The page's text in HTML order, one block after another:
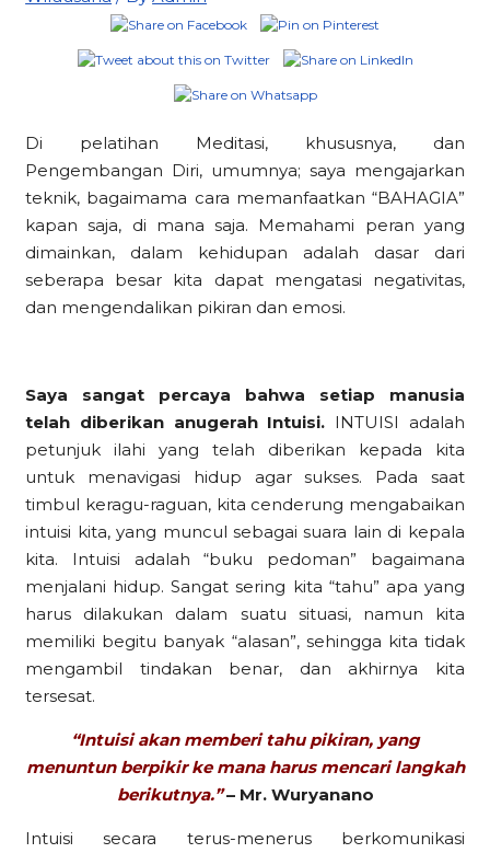
Di pelatihan Meditasi, khususnya, dan
Pengembangan Diri, umumnya; saya mengajarkan
teknik, bagaimama cara memanfaatkan “BAHAGIA”
kapan saja, di mana saja. Memahami peran yang
dimainkan, dalam kehidupan adalah dasar dari
seberapa besar kita dapat mengatasi negativitas,
dan mengendalikan pikiran dan emosi.
Saya sangat percaya bahwa setiap manusia
telah diberikan anugerah Intuisi. INTUISI adalah
petunjuk ilahi yang telah diberikan kepada kita
untuk menavigasi hidup agar sukses. Pada saat
timbul keragu-raguan, kita cenderung mengabaikan
intuisi kita, yang muncul sebagai suara lain di kepala
kita. Intuisi adalah “buku pedoman” bagaimana
menjalani hidup. Sangat sering kita “tahu” apa yang
harus dilakukan dalam suatu situasi, namun kita
memiliki begitu banyak “alasan”, sehingga kita tidak
mengambil tindakan benar, dan akhirnya kita
tersesat.
“Intuisi akan memberi tahu pikiran, yang
menuntun berpikir ke mana harus mencari langkah
berikutnya.” – Mr. Wuryanano
Intuisi secara terus-menerus berkomunikasi